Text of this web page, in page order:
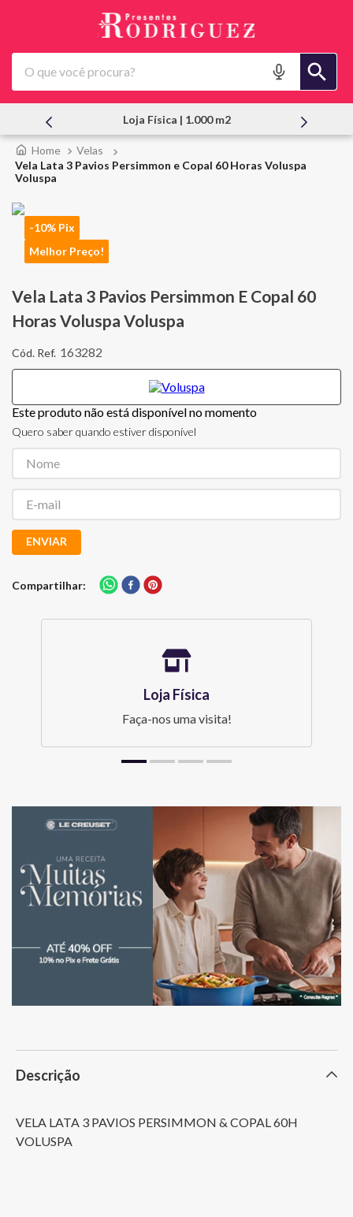
O que você procura?
1.000 m2 Atendimento Pessoal
Velas
Vela Lata 3 Pavios Persimmon e Copal 60 Horas Voluspa
Voluspa
-10% Pix
Melhor Preço!
Vela Lata 3 Pavios Persimmon E Copal 60
Horas Voluspa Voluspa
163282
Este produto não está disponível no momento
Quero saber quando estiver disponível
ENVIAR
Compartilhar
Loja Física
Faça-nos uma visita!
Descrição
VELA LATA 3 PAVIOS PERSIMMON & COPAL 60H
VOLUSPA